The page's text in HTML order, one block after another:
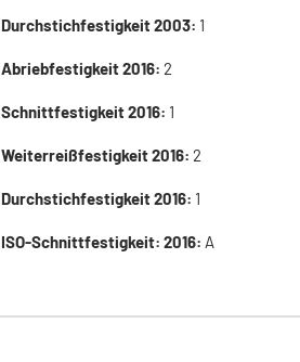
Durchstichfestigkeit 2003: 1
Abriebfestigkeit 2016: 2
Schnittfestigkeit 2016: 1
Weiterreißfestigkeit 2016: 2
Durchstichfestigkeit 2016: 1
ISO-Schnittfestigkeit: 2016: A